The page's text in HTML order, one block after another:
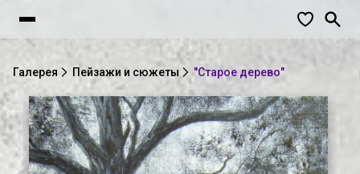
Галерея Пейзажи и сюжеты "Старое дерево"